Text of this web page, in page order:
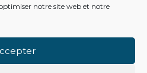
notre site web et notre
afficher.